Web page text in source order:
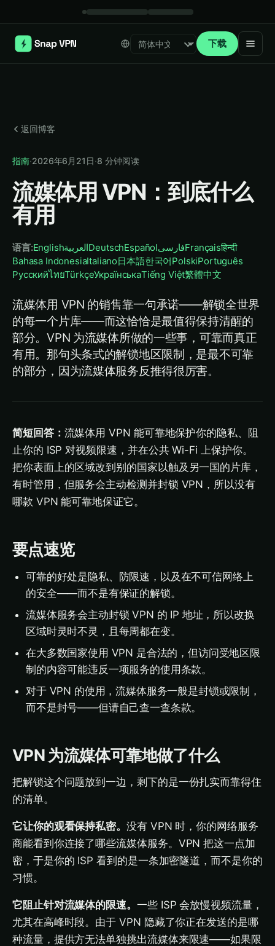
Select language 下载
返回博客
指南·2026年6月21日·8 分钟阅读
流媒体用 VPN：到底什么
有用
语言:EnglishالعربيةDeutschEspañolفارسیFrançaisहिन्दी
Bahasa IndonesiaItaliano日本語한국어PolskiPortuguês
РусскийไทยTürkçeУкраїнськаTiếng Việt繁體中文
流媒体用 VPN 的销售靠一句承诺——解锁全世界
的每一个片库——而这恰恰是最值得保持清醒的
部分。VPN 为流媒体所做的一些事，可靠而真正
有用。那句头条式的解锁地区限制，是最不可靠
的部分，因为流媒体服务反推得很厉害。
简短回答： 流媒体用 VPN 能可靠地保护你的隐私、阻
止你的 ISP 对视频限速，并在公共 Wi-Fi 上保护你。
把你表面上的区域改到别的国家以触及另一国的片库，
有时管用，但服务会主动检测并封锁 VPN，所以没有
哪款 VPN 能可靠地保证它。
要点速览
可靠的好处是隐私、防限速，以及在不可信网络上
的安全——而不是有保证的解锁。
流媒体服务会主动封锁 VPN 的 IP 地址，所以改换
区域时灵时不灵，且每周都在变。
在大多数国家使用 VPN 是合法的，但访问受地区限
制的内容可能违反一项服务的使用条款。
对于 VPN 的使用，流媒体服务一般是封锁或限制，
而不是封号——但请自己查一查条款。
VPN 为流媒体可靠地做了什么
把解锁这个问题放到一边，剩下的是一份扎实而靠得住
的清单。
它让你的观看保持私密。没有 VPN 时，你的网络服务
商能看到你连接了哪些流媒体服务。VPN 把这一点加
密，于是你的 ISP 看到的是一条加密隧道，而不是你的
习惯。
它阻止针对流媒体的限速。 一些 ISP 会放慢视频流量，
尤其在高峰时段。由于 VPN 隐藏了你正在发送的是哪
种流量，提供方无法单独挑出流媒体来限速——如果限